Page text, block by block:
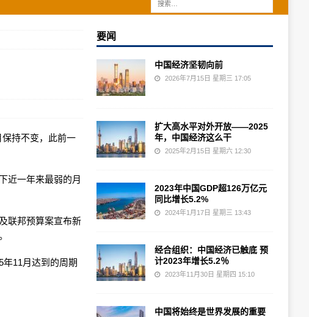
持不变，此前一
近一年来最弱的月
联邦预算案宣布新
11月达到的周期
要闻
中国经济坚韧向前
2026年7月15日 星期三 17:05
扩大高水平对外开放——2025
年，中国经济这么干
2025年2月15日 星期六 12:30
2023年中国GDP超126万亿元
同比增长5.2%
2024年1月17日 星期三 13:43
经合组织：中国经济已触底 预
计2023年增长5.2％
2023年11月30日 星期四 15:10
中国将始终是世界发展的重要